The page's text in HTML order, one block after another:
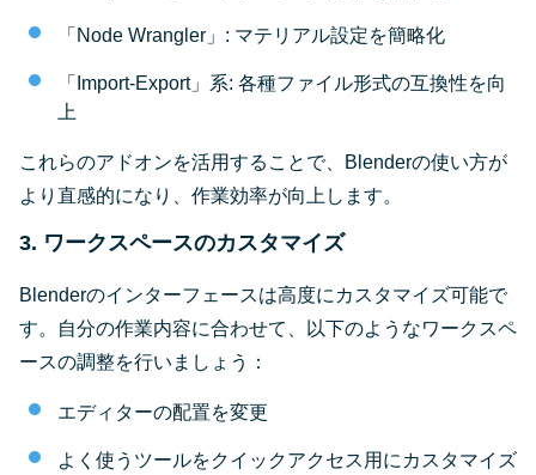
「Node Wrangler」: マテリアル設定を簡略化
「Import-Export」系: 各種ファイル形式の互換性を向
上
これらのアドオンを活用することで、Blenderの使い方が
より直感的になり、作業効率が向上します。
3. ワークスペースのカスタマイズ
Blenderのインターフェースは高度にカスタマイズ可能で
す。自分の作業内容に合わせて、以下のようなワークスペ
ースの調整を行いましょう：
エディターの配置を変更
よく使うツールをクイックアクセス用にカスタマイズ